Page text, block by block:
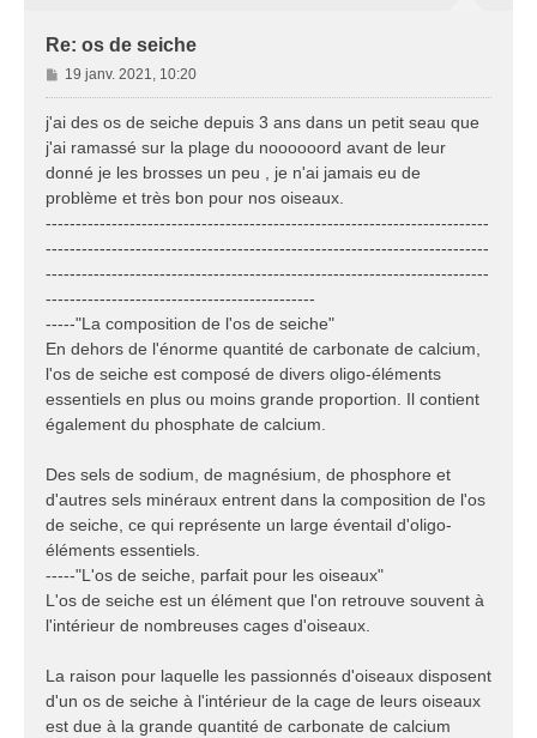
Re: os de seiche
M
e
s
s
g
e
19 janv. 2021, 10:20
j'ai des os de seiche depuis 3 ans dans un petit seau que
j'ai ramassé sur la plage du noooooord avant de leur
donné je les brosses un peu , je n'ai jamais eu de
problème et très bon pour nos oiseaux.
--------------------------------------------------------------------------
--------------------------------------------------------------------------
--------------------------------------------------------------------------
---------------------------------------------
-----"La composition de l'os de seiche"
En dehors de l'énorme quantité de carbonate de calcium,
l'os de seiche est composé de divers oligo-éléments
essentiels en plus ou moins grande proportion. Il contient
également du phosphate de calcium.
Des sels de sodium, de magnésium, de phosphore et
d'autres sels minéraux entrent dans la composition de l'os
de seiche, ce qui représente un large éventail d'oligo-
éléments essentiels.
-----"L'os de seiche, parfait pour les oiseaux"
L'os de seiche est un élément que l'on retrouve souvent à
l'intérieur de nombreuses cages d'oiseaux.
La raison pour laquelle les passionnés d'oiseaux disposent
d'un os de seiche à l'intérieur de la cage de leurs oiseaux
est due à la grande quantité de carbonate de calcium